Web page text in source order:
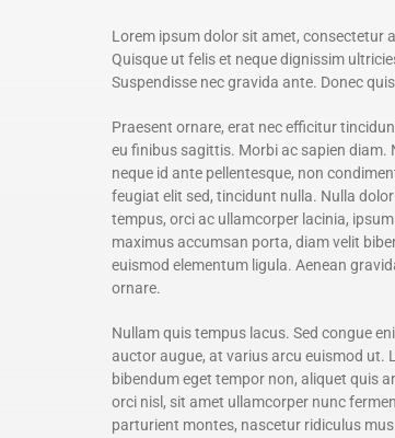
Lorem ipsum dolor sit amet, consectetur
Quisque ut felis et neque dignissim
Suspendisse nec gravida ante. Donec
Praesent ornare, erat nec efficitur
eu finibus sagittis. Morbi ac sapien diam.
neque id ante pellentesque, non
feugiat elit sed, tincidunt nulla. Nulla
tempus, orci ac ullamcorper lacinia,
maximus accumsan porta, diam velit
euismod elementum ligula. Aenean
ornare.
Nullam quis tempus lacus. Sed congue
auctor augue, at varius arcu euismod ut.
bibendum eget tempor non, aliquet quis
orci nisl, sit amet ullamcorper nunc
parturient montes, nascetur ridiculus